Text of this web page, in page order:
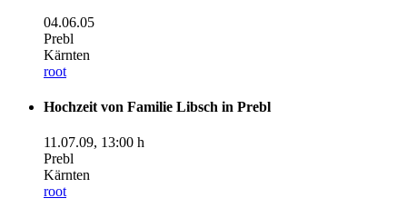
04.06.05
Prebl
Kärnten
root
Hochzeit von Familie Libsch in Prebl
11.07.09, 13:00 h
Prebl
Kärnten
root